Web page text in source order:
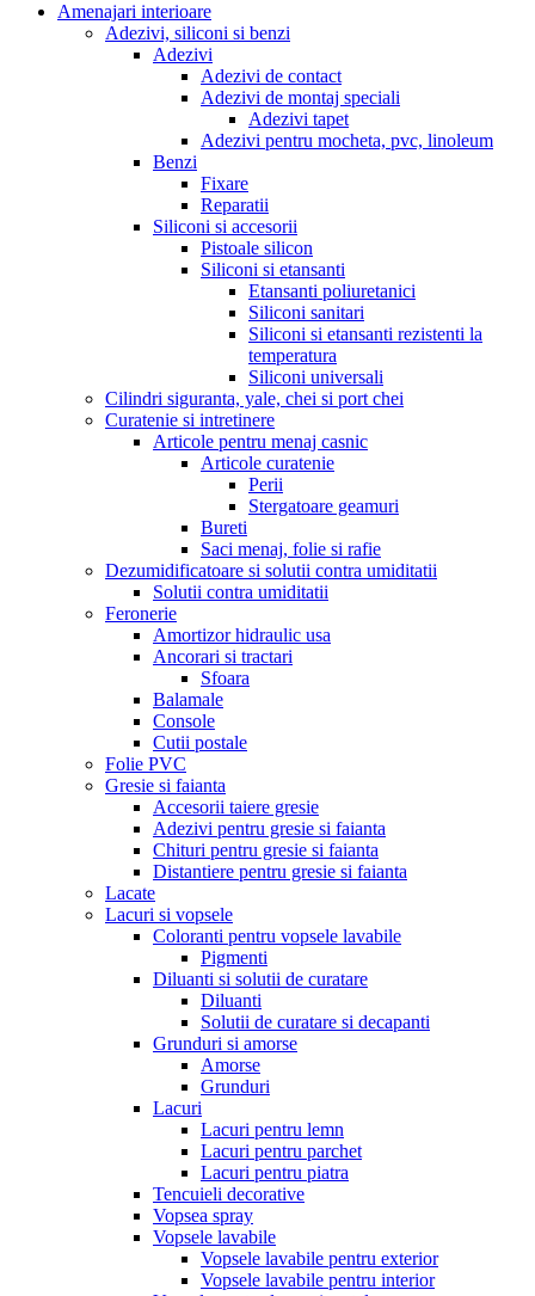
Amenajari interioare
Adezivi, siliconi si benzi
Adezivi
Adezivi de contact
Adezivi de montaj speciali
Adezivi tapet
Adezivi pentru mocheta, pvc, linoleum
Benzi
Fixare
Reparatii
Siliconi si accesorii
Pistoale silicon
Siliconi si etansanti
Etansanti poliuretanici
Siliconi sanitari
Siliconi si etansanti rezistenti la
temperatura
Siliconi universali
Cilindri siguranta, yale, chei si port chei
Curatenie si intretinere
Articole pentru menaj casnic
Articole curatenie
Perii
Stergatoare geamuri
Bureti
Saci menaj, folie si rafie
Dezumidificatoare si solutii contra umiditatii
Solutii contra umiditatii
Feronerie
Amortizor hidraulic usa
Ancorari si tractari
Sfoara
Balamale
Console
Cutii postale
Folie PVC
Gresie si faianta
Accesorii taiere gresie
Adezivi pentru gresie si faianta
Chituri pentru gresie si faianta
Distantiere pentru gresie si faianta
Lacate
Lacuri si vopsele
Coloranti pentru vopsele lavabile
Pigmenti
Diluanti si solutii de curatare
Diluanti
Solutii de curatare si decapanti
Grunduri si amorse
Amorse
Grunduri
Lacuri
Lacuri pentru lemn
Lacuri pentru parchet
Lacuri pentru piatra
Tencuieli decorative
Vopsea spray
Vopsele lavabile
Vopsele lavabile pentru exterior
Vopsele lavabile pentru interior